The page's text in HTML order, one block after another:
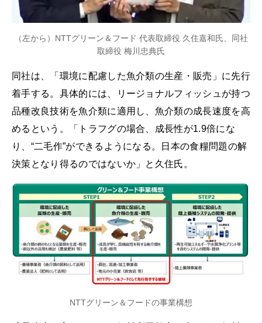
（左から）NTTグリーン＆フード 代表取締役 久住嘉和氏、同社
取締役 梅川忠典氏
同社は、「環境に配慮した魚介類の生産・販売」に先行
着手する。具体的には、リージョナルフィッシュが持つ
品種改良技術を魚介類に適用し、魚介類の成長速度を高
めるという。「トラフグの場合、成長性が1.9倍にな
り、“二毛作”ができるようになる。日本の食糧問題の解
決策となり得るのではないか」と久住氏。
NTTグリーン＆フードの事業構想